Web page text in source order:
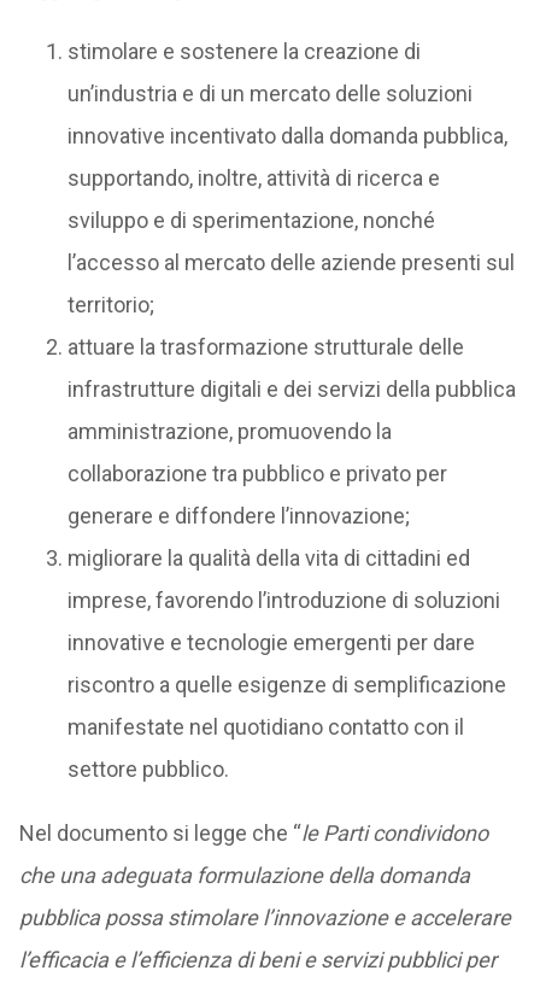
stimolare e sostenere la creazione di
un’industria e di un mercato delle soluzioni
innovative incentivato dalla domanda pubblica,
supportando, inoltre, attività di ricerca e
sviluppo e di sperimentazione, nonché
l’accesso al mercato delle aziende presenti sul
territorio;
attuare la trasformazione strutturale delle
infrastrutture digitali e dei servizi della pubblica
amministrazione, promuovendo la
collaborazione tra pubblico e privato per
generare e diffondere l’innovazione;
migliorare la qualità della vita di cittadini ed
imprese, favorendo l’introduzione di soluzioni
innovative e tecnologie emergenti per dare
riscontro a quelle esigenze di semplificazione
manifestate nel quotidiano contatto con il
settore pubblico.
Nel documento si legge che “le Parti condividono
che una adeguata formulazione della domanda
pubblica possa stimolare l’innovazione e accelerare
l’efficacia e l’efficienza di beni e servizi pubblici per